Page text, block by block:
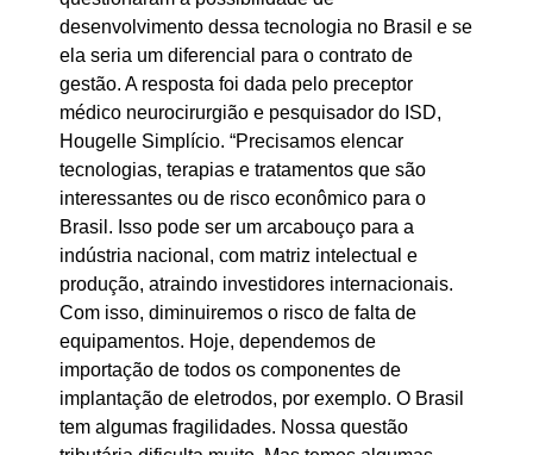
desenvolvimento dessa tecnologia no Brasil e se
ela seria um diferencial para o contrato de
gestão. A resposta foi dada pelo preceptor
médico neurocirurgião e pesquisador do ISD,
Hougelle Simplício. “Precisamos elencar
tecnologias, terapias e tratamentos que são
interessantes ou de risco econômico para o
Brasil. Isso pode ser um arcabouço para a
indústria nacional, com matriz intelectual e
produção, atraindo investidores internacionais.
Com isso, diminuiremos o risco de falta de
equipamentos. Hoje, dependemos de
importação de todos os componentes de
implantação de eletrodos, por exemplo. O Brasil
tem algumas fragilidades. Nossa questão